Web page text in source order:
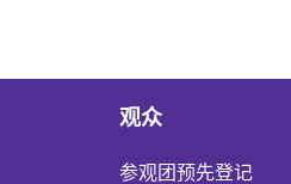
观众
参观团预先登记